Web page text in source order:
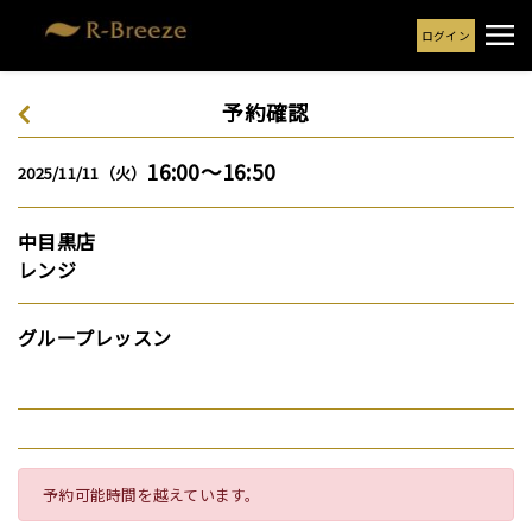
ログイン
予約確認
2025/11/11（火） 16:00～16:50
中目黒店
レンジ
グループレッスン
予約可能時間を越えています。